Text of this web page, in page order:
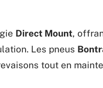
Direct Mount,
Les pneus
tout en